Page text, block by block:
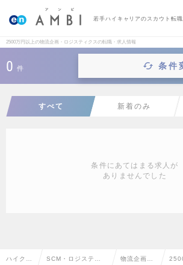
若手ハイキャリアのスカウト転職
2500万円以上の物流企画・ロジスティクスの転職・求人情報
0 件 条件
すべて 新着のみ
条件にあてはまる求人が
ありませんでした
ハイクラ SCM・ロジスティ 物流企画・